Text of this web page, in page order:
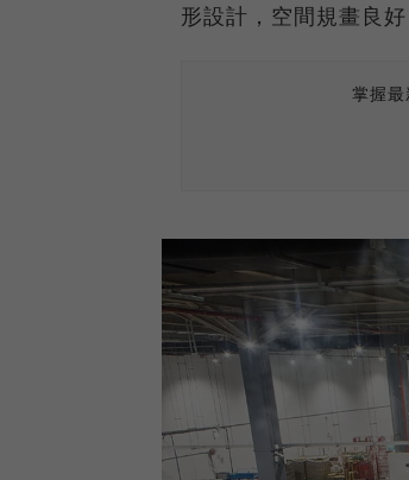
形設計，空間規畫良
掌握